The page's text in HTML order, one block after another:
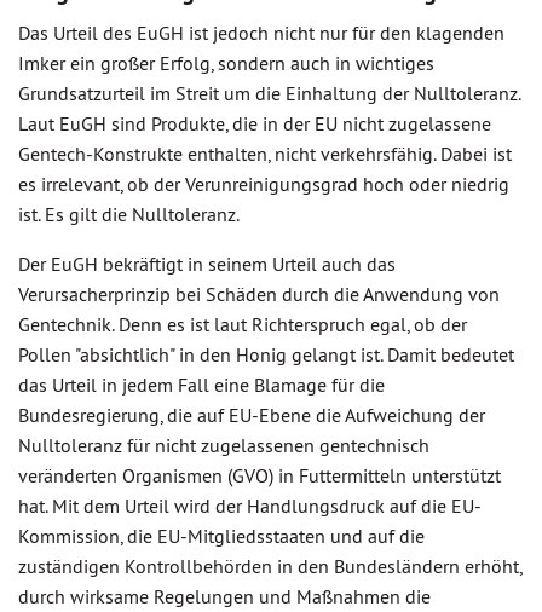
Das Urteil des EuGH ist jedoch nicht nur für den klagenden
Imker ein großer Erfolg, sondern auch in wichtiges
Grundsatzurteil im Streit um die Einhaltung der Nulltoleranz.
Laut EuGH sind Produkte, die in der EU nicht zugelassene
Gentech-Konstrukte enthalten, nicht verkehrsfähig. Dabei ist
es irrelevant, ob der Verunreinigungsgrad hoch oder niedrig
ist. Es gilt die Nulltoleranz.
Der EuGH bekräftigt in seinem Urteil auch das
Verursacherprinzip bei Schäden durch die Anwendung von
Gentechnik. Denn es ist laut Richterspruch egal, ob der
Pollen "absichtlich" in den Honig gelangt ist. Damit bedeutet
das Urteil in jedem Fall eine Blamage für die
Bundesregierung, die auf EU-Ebene die Aufweichung der
Nulltoleranz für nicht zugelassenen gentechnisch
veränderten Organismen (GVO) in Futtermitteln unterstützt
hat. Mit dem Urteil wird der Handlungsdruck auf die EU-
Kommission, die EU-Mitgliedsstaaten und auf die
zuständigen Kontrollbehörden in den Bundesländern erhöht,
durch wirksame Regelungen und Maßnahmen die